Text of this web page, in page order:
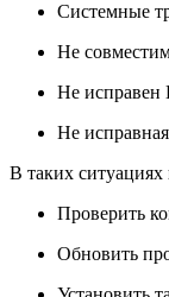
Системные
Не
Не исправен
Не
В таких ситуациях
Проверить
Обновить